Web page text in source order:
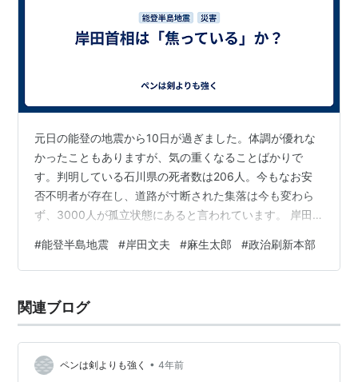
元日の能登の地震から10日が過ぎました。体調が優れな
かったこともありますが、気の重くなることばかりで
す。判明している石川県の死者数は206人。今もなお安
否不明者が存在し、道路が寸断された集落は今も変わら
ず、3000人が孤立状態にあると言われています。 岸田
話ですが、はっきり言って “遅い” という印象が否めませ
ん。 Web上にあった「週刊ダイヤモンド」のOn-Line記
低迷にあえぐ岸田首相は挽回のチャンスを得たいと焦っ
ているようだ、というのです。以下、引用です。……能登
#能登半島地震 #岸田文夫 #麻生太郎 #政治刷新本部
関連ブログ
ペンは剣よりも強く • 4年前